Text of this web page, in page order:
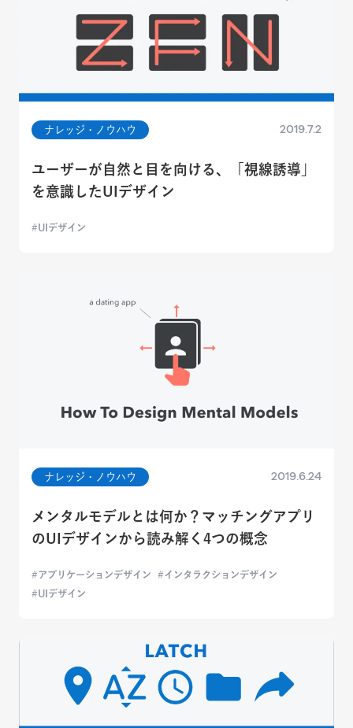
ナレッジ・ノウハウ 2019.7.2
ユーザーが自然と目を向ける、「視線誘導」
を意識したUIデザイン
UIデザイン
ナレッジ・ノウハウ 2019.6.24
メンタルモデルとは何か？マッチングアプリ
のUIデザインから読み解く4つの概念
アプリケーションデザイン
インタラクションデザイン
UIデザイン